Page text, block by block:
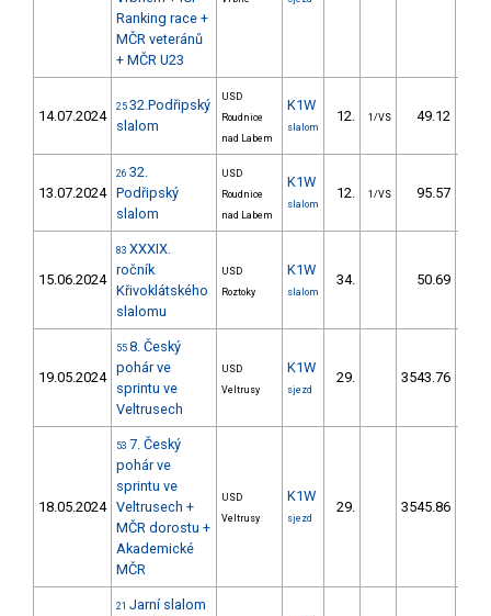
Ranking race +
MČR veteránů
+ MČR U23
14.07.2024
25 32.Podřipský
slalom
USD
Roudnice
nad Labem
K1W
slalom
12. 1/VS 49.12
13.07.2024
26 32.
Podřipský
slalom
USD
Roudnice
nad Labem
K1W
slalom
12. 1/VS 95.57
15.06.2024
83 XXXIX.
ročník
Křivoklátského
slalomu
USD
Roztoky
K1W
slalom
34. 50.69
19.05.2024
55 8. Český
pohár ve
sprintu ve
Veltrusech
USD
Veltrusy
K1W
sjezd
29. 3543.76
18.05.2024
53 7. Český
pohár ve
sprintu ve
Veltrusech +
MČR dorostu +
Akademické
MČR
USD
Veltrusy
K1W
sjezd
29. 3545.86
21 Jarní slalom